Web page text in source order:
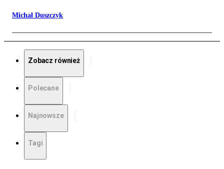
Michał Duszczyk
Zobacz również
Polecane
Najnowsze
Tagi